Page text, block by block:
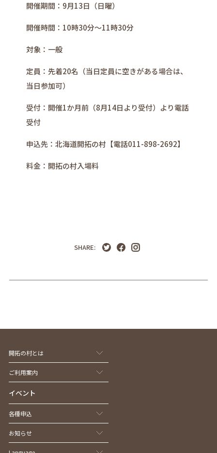
開催期間：9月13日（日曜）
開催時間：10時30分～11時30分
対象：一般
定員：先着20名（当日定員に空きがある場合は、
当日参加可）
受付：開催1か月前（8月14日より受付）より電話
受付
申込先：北海道開拓の村【電話011-898-2692】
料金：開拓の村入場料
SHARE:
開拓の村とは
ご利用案内
イベント
各種申込
お知らせ